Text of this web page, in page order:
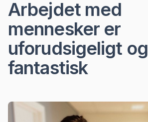
Arbejdet med
mennesker er
uforudsigeligt og
fantastisk